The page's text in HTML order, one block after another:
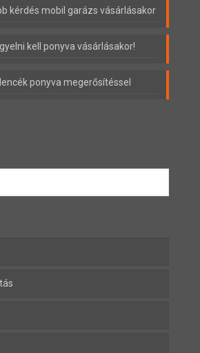
kérdés mobil garázs vásárlásakor
kell ponyva vásárlásakor!
ponyva megerősítéssel